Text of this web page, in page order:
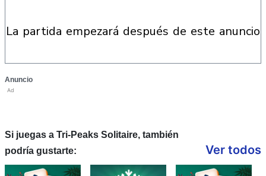
la partida empezará después de este anuncio
Anuncio
Ad
Si juegas a Tri-Peaks Solitaire, también
podría gustarte:
Ver todos